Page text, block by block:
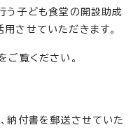
う子ども食堂の開設助成
させていただきます。
ご覧ください。
納付書を郵送させていた